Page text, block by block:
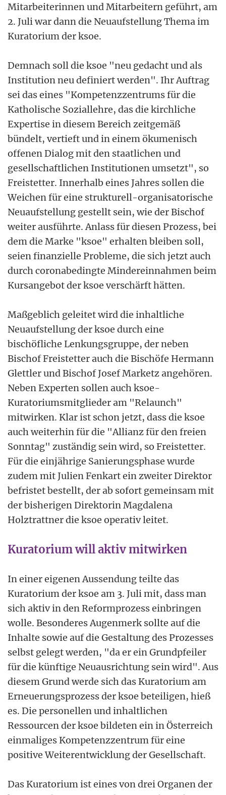
Mitarbeiterinnen und Mitarbeitern geführt, am
2. Juli war dann die Neuaufstellung Thema im
Kuratorium der ksoe.
Demnach soll die ksoe "neu gedacht und als
Institution neu definiert werden". Ihr Auftrag
sei das eines "Kompetenzzentrums für die
Katholische Soziallehre, das die kirchliche
Expertise in diesem Bereich zeitgemäß
bündelt, vertieft und in einem ökumenisch
offenen Dialog mit den staatlichen und
gesellschaftlichen Institutionen umsetzt", so
Freistetter. Innerhalb eines Jahres sollen die
Weichen für eine strukturell-organisatorische
Neuaufstellung gestellt sein, wie der Bischof
weiter ausführte. Anlass für diesen Prozess, bei
dem die Marke "ksoe" erhalten bleiben soll,
seien finanzielle Probleme, die sich jetzt auch
durch coronabedingte Mindereinnahmen beim
Kursangebot der ksoe verschärft hätten.
Maßgeblich geleitet wird die inhaltliche
Neuaufstellung der ksoe durch eine
bischöfliche Lenkungsgruppe, der neben
Bischof Freistetter auch die Bischöfe Hermann
Glettler und Bischof Josef Marketz angehören.
Neben Experten sollen auch ksoe-
Kuratoriumsmitglieder am "Relaunch"
mitwirken. Klar ist schon jetzt, dass die ksoe
auch weiterhin für die "Allianz für den freien
Sonntag" zuständig sein wird, so Freistetter.
Für die einjährige Sanierungsphase wurde
zudem mit Julien Fenkart ein zweiter Direktor
befristet bestellt, der ab sofort gemeinsam mit
der bisherigen Direktorin Magdalena
Holztrattner die ksoe operativ leitet.
Kuratorium will aktiv mitwirken
In einer eigenen Aussendung teilte das
Kuratorium der ksoe am 3. Juli mit, dass man
sich aktiv in den Reformprozess einbringen
wolle. Besonderes Augenmerk sollte auf die
Inhalte sowie auf die Gestaltung des Prozesses
selbst gelegt werden, "da er ein Grundpfeiler
für die künftige Neuausrichtung sein wird". Aus
diesem Grund werde sich das Kuratorium am
Erneuerungsprozess der ksoe beteiligen, hieß
es. Die personellen und inhaltlichen
Ressourcen der ksoe bildeten ein in Österreich
einmaliges Kompetenzzentrum für eine
positive Weiterentwicklung der Gesellschaft.
Das Kuratorium ist eines von drei Organen der